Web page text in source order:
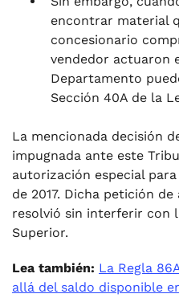
encontrar material
concesionario
vendedor actuaron
Departamento
Sección 40A de la
La mencionada decisión
impugnada ante este
autorización especial
de 2017. Dicha petición
resolvió sin interferir con
Superior.
Lea también: La Regla
allá del saldo disponible